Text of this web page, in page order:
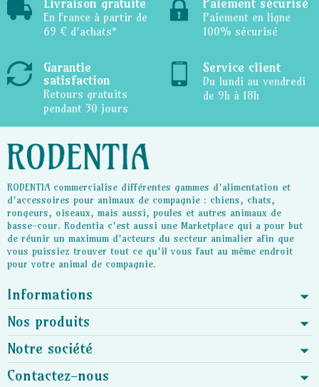
En France à partir de
69 € d'achats*
Paiement en ligne
100% sécurisé
Garantie
satisfaction
Retours gratuits
pendant 30 jours
Service client
Du lundi au vendredi
de 9h à 18h
RODENTIA commercialise différentes gammes d'alimentation et
d'accessoires pour animaux de compagnie : chiens, chats,
rongeurs, oiseaux, mais aussi, poules et autres animaux de
basse-cour. Rodentia c'est aussi une Marketplace qui a pour but
de réunir un maximum d'acteurs du secteur animalier afin que
vous puissiez trouver tout ce qu'il vous faut au même endroit
pour votre animal de compagnie.
Informations
Nos produits
Notre société
Contactez-nous